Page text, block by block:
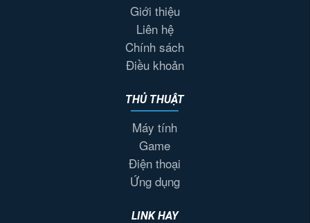
Giới thiệu
Liên hệ
Chính sách
Điều khoản
THỦ THUẬT
Máy tính
Game
Điện thoại
Ứng dụng
LINK HAY